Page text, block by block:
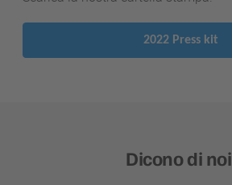
2022 Press kit
Dicono di noi